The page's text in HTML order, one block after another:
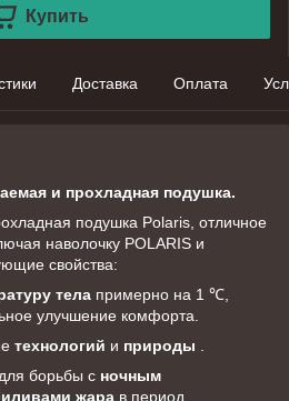
Купить
Доставка Оплата
и прохладная подушка.
подушка Polaris, отличное
наволочку POLARIS и
свойства:
тела примерно на 1 ℃,
улучшение комфорта.
технологий и природы
борьбы с ночным
жара в период